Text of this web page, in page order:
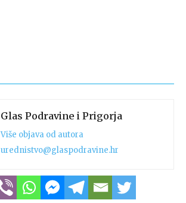
Glas Podravine i Prigorja
Više objava od autora
urednistvo@glaspodravine.hr